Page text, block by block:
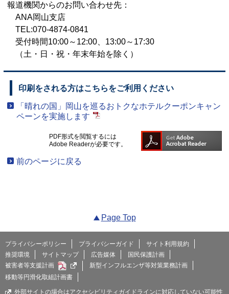
報道機関からのお問い合わせ先：
ANA岡山支店
TEL:070-4874-0841
受付時間10:00～12:00、13:00～17:30
（土・日・祝・年末年始を除く）
印刷をされる方はこちらをご利用ください
「晴れの国」岡山を巡るおトクなホテルクーポンキャン
ペーンを実施します
PDF形式を閲覧するには
Adobe Readerが必要です。
前のページに戻る
Page Top
プライバシーポリシー プライバシーガイド
サイト利用規約
推奨環境
サイトマップ 広告媒体
国民保護計画
被害者等支援計画
新型インフルエンザ等対策業務計画
移動等円滑化取組計画書
外部サイトの場合はアクセシビリティガイドラインに対応していない可能性